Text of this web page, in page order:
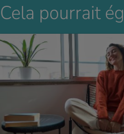
Cela pourrait
PLUS